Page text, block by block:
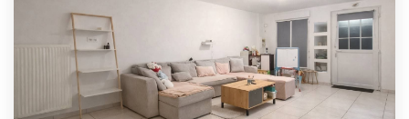
AGENCE
Qui Sommes-Nous
Nos Actualités
Avis Clients